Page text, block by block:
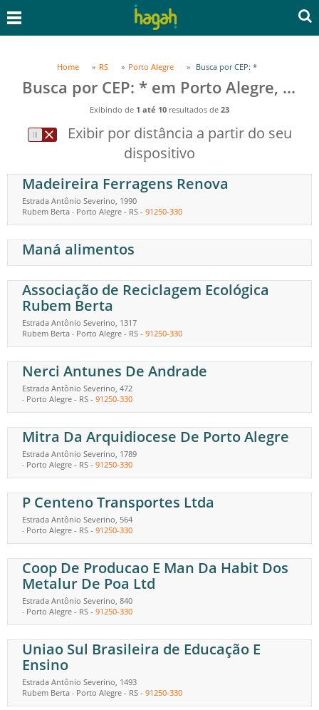
Home RS Porto Alegre Busca por CEP: *
Busca por CEP: * em Porto Alegre, RS
Exibindo de 1 até 10 resultados de 23
Exibir por distância a partir do seu
dispositivo
Madeireira Ferragens Renova
Estrada Antônio Severino, 1990
Rubem Berta - Porto Alegre - RS - 91250-330
Maná alimentos
Associação de Reciclagem Ecológica
Rubem Berta
Estrada Antônio Severino, 1317
Rubem Berta - Porto Alegre - RS - 91250-330
Nerci Antunes De Andrade
Estrada Antônio Severino, 472
- Porto Alegre - RS - 91250-330
Mitra Da Arquidiocese De Porto Alegre
Estrada Antônio Severino, 1789
- Porto Alegre - RS - 91250-330
P Centeno Transportes Ltda
Estrada Antônio Severino, 564
- Porto Alegre - RS - 91250-330
Coop De Producao E Man Da Habit Dos
Metalur De Poa Ltd
Estrada Antônio Severino, 840
- Porto Alegre - RS - 91250-330
Uniao Sul Brasileira de Educação E
Ensino
Estrada Antônio Severino, 1493
Rubem Berta - Porto Alegre - RS - 91250-330